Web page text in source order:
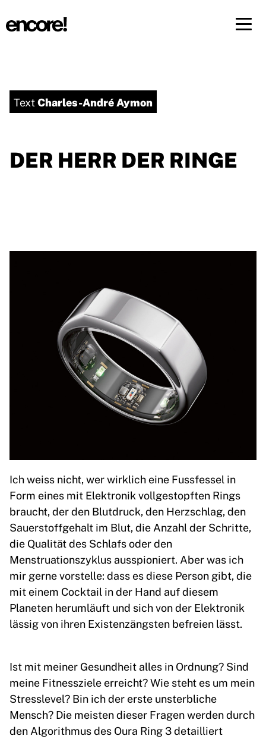
TextCharles-André Aymon
DER HERR DER RINGE
Ich weiss nicht, wer wirklich eine Fussfessel in
Form eines mit Elektronik vollgestopften Rings
braucht, der den Blutdruck, den Herzschlag, den
Sauerstoffgehalt im Blut, die Anzahl der Schritte,
die Qualität des Schlafs oder den
Menstruationszyklus ausspioniert. Aber was ich
mir gerne vorstelle: dass es diese Person gibt, die
mit einem Cocktail in der Hand auf diesem
Planeten herumläuft und sich von der Elektronik
lässig von ihren Existenzängsten befreien lässt.
Ist mit meiner Gesundheit alles in Ordnung? Sind
meine Fitnessziele erreicht? Wie steht es um mein
Stresslevel? Bin ich der erste unsterbliche
Mensch? Die meisten dieser Fragen werden durch
den Algorithmus des Oura Ring 3 detailliert